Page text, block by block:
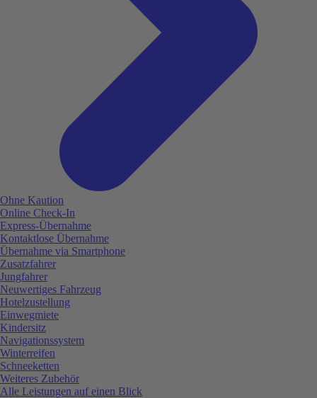
Ohne Kaution
Online Check-In
Express-Übernahme
Kontaktlose Übernahme
Übernahme via Smartphone
Zusatzfahrer
Jungfahrer
Neuwertiges Fahrzeug
Hotelzustellung
Einwegmiete
Kindersitz
Navigationssystem
Winterreifen
Schneeketten
Weiteres Zubehör
Alle Leistungen auf einen Blick